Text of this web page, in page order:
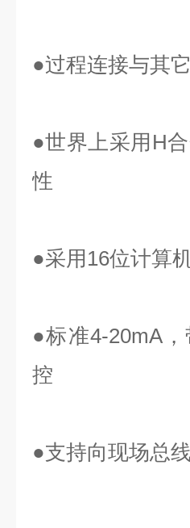
●过程连接与其
●世界上采用H
性
●采用16位计算
●标准4-20mA
控
●支持向现场总